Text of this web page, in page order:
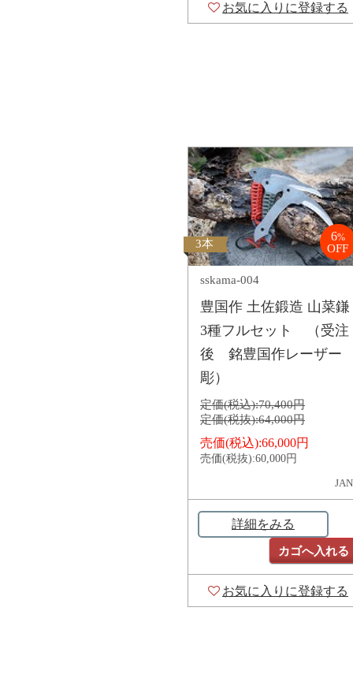
お気に入りに登録する
3本
6%
OFF
sskama-004
豊国作 土佐鍛造 山菜鎌
3種フルセット （受注
後 銘豊国作レーザー
彫）
定価(税込):70,400円
定価(税抜):64,000円
売価(税込):66,000円
売価(税抜):60,000円
詳細をみる
カゴへ入れる
お気に入りに登録する